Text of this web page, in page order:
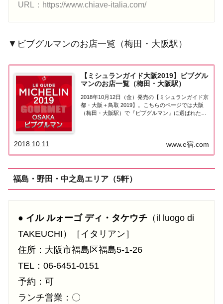
URL：https://www.chiave-italia.com/
▼ビブグルマンのお店一覧（梅田・大阪駅）
【ミシュランガイド大阪2019】ビブグル
マンのお店一覧（梅田・大阪駅）
2018年10月12日（金）発売の【ミシュランガイド京
都・大阪＋鳥取 2019】。こちらのページでは大阪
（梅田・大阪駅）で『ビブグルマン』に選ばれたお
www.e宿.com
2018.10.11
福島・野田・中之島エリア（5軒）
● イル ルォーゴ ディ・タケウチ （il luogo di
TAKEUCHI）［イタリアン］
住所：大阪市福島区福島5-1-26
TEL：06-6451-0151
予約：可
ランチ営業：〇